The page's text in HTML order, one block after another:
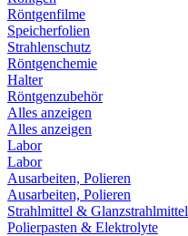
Röntgenfilme
Speicherfolien
Strahlenschutz
Röntgenchemie
Halter
Röntgenzubehör
Alles anzeigen
Alles anzeigen
Labor
Labor
Ausarbeiten, Polieren
Ausarbeiten, Polieren
Strahlmittel & Glanzstrahlmittel
Polierpasten & Elektrolyte